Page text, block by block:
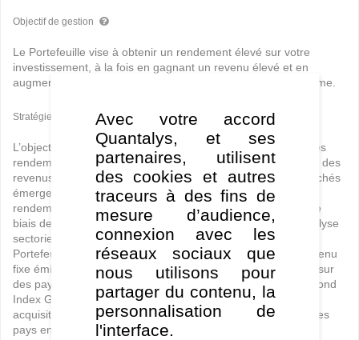
Objectif de gestion
Le Portefeuille vise à obtenir un rendement élevé sur votre
investissement, à la fois en gagnant un revenu élevé et en
augmentant la valeur de votre investissement sur le long terme.
Stratégie de gestion
L’objectif d’investissement du Portefeuille vise à maximiser les
rendements totaux par le biais de l’appréciation des cours et des
revenus. La Stratégie relative aux titres de créance des marchés
émergents d’AllianceBernstein cherche à produire des
rendements supérieurs à ceux de l’indice de référence par le
biais de la sélection de pays, la répartition des devises, l’analyse
sectorielle et la sélection des titres. Les investissements du
Portefeuille en titres de créance souverains et en titres à revenu
fixe émis par des sociétés non américaines mettent l’accent sur
des pays qui font partie du J.P. Morgan Emerging Markets Bond
Index Global, ou qui sont considérés, au moment de leur
acquisition, comme étant des pays à marché émergent ou des
pays en voie de développement.
Avec votre accord
Quantalys, et ses
partenaires, utilisent
des cookies et autres
traceurs à des fins de
mesure d’audience,
connexion avec les
réseaux sociaux que
nous utilisons pour
partager du contenu, la
personnalisation de
l'interface.